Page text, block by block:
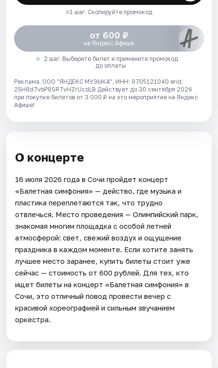
1 шаг. Скопируйте промокод
от 600 ₽
на Яндекс Афише
2 шаг. Выберите билет и примените промокод
до оплаты
Реклама. ООО "ЯНДЕКС МУЗЫКА", ИНН: 9705121040 erid:
25H8d7vbP8SRTvHZrUcdLB Действует до 30 сентября 2026
при покупке билетов от 3 000 ₽ на это мероприятие на Яндекс
Афише!
О концерте
16 июля 2026 года в Сочи пройдет концерт
«Балетная симфония» — действо, где музыка и
пластика переплетаются так, что трудно
отвлечься. Место проведения — Олимпийский парк,
знакомая многим площадка с особой летней
атмосферой: свет, свежий воздух и ощущение
праздника в каждом моменте. Если хотите занять
лучшее место заранее, купить билеты стоит уже
сейчас — стоимость от 600 рублей. Для тех, кто
ищет билеты на концерт «Балетная симфония» в
Сочи, это отличный повод провести вечер с
красивой хореографией и сильным звучанием
оркестра.